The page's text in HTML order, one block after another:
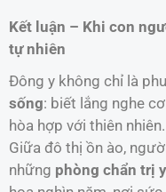
Kết luận – Khi con
tự nhiên
Đông y không chỉ là
sống: biết lắng nghe
hòa hợp với thiên nhiên.
Giữa đô thị ồn ào,
những phòng chẩn trị